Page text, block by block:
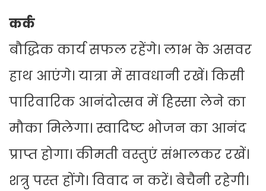
कर्क
बौद्धिक कार्य सफल रहेंगे। लाभ के असवर
हाथ आएंगे। यात्रा में सावधानी रखें। किसी
पारिवारिक आनंदोत्सव में हिस्सा लेने का
मौका मिलेगा। स्वादिष्ट भोजन का आनंद
प्राप्त होगा। कीमती वस्तुएं संभालकर रखें।
शत्रु पस्त होंगे। विवाद न करें। बेचैनी रहेगी।